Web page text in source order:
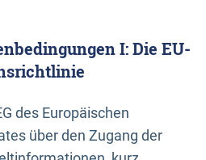
I: Die EU-
des Europäischen
über den Zugang der